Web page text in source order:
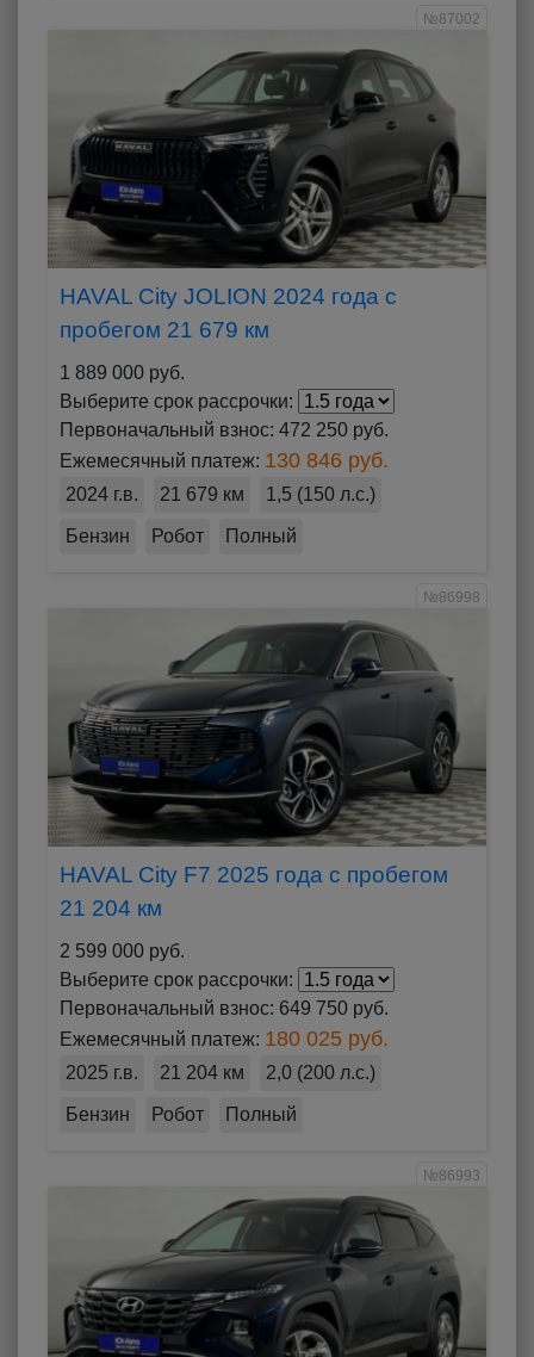
№87002
HAVAL City JOLION 2024 года с
пробегом 21 679 км
1 889 000 руб.
Выберите срок рассрочки:
Первоначальный взнос: 472 250 руб.
Ежемесячный платеж: 130 846 руб.
2024 г.в. 21 679 км 1,5 (150 л.с.)
Бензин Робот Полный
№86998
HAVAL City F7 2025 года с пробегом
21 204 км
2 599 000 руб.
Выберите срок рассрочки:
Первоначальный взнос: 649 750 руб.
Ежемесячный платеж: 180 025 руб.
2025 г.в. 21 204 км 2,0 (200 л.с.)
Бензин Робот Полный
№86993